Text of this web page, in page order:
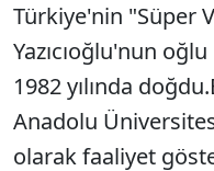
Türkiye'nin "Süper
Yazıcıoğlu'nun
1982 yılında
Anadolu
olarak faaliyet